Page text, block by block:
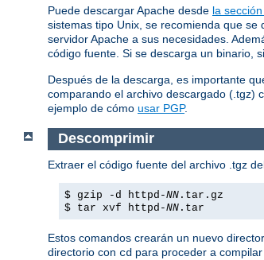
Puede descargar Apache desde la
sistemas tipo Unix, se recomienda que
servidor Apache a sus necesidades.
código fuente. Si se descarga un binario,
Después de la descarga, es importante
comparando el archivo descargado (.tgz)
ejemplo de cómo usar PGP.
Descomprimir
Extraer el código fuente del archivo .tgz
$ gzip -d httpd-NN .tar.gz
$ tar xvf httpd-NN .tar
Estos comandos crearán un nuevo
directorio con cd para proceder a